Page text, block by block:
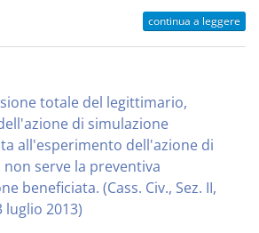
continua a leggere
totale del legittimario,
di simulazione
all'esperimento dell'azione di
serve la preventiva
beneficiata. (Cass. Civ., Sez. II,
luglio 2013)